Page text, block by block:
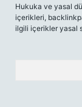
Hukuka ve yasal
içerikleri,
ilgili içerikler yasal